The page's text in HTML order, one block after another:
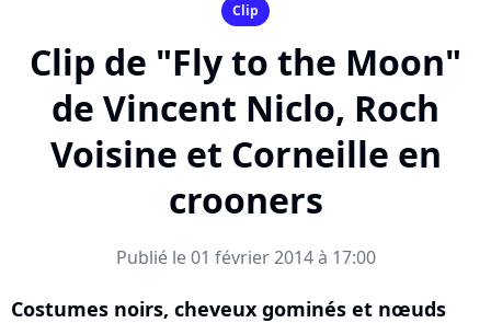
Clip
Clip de "Fly to the Moon"
de Vincent Niclo, Roch
Voisine et Corneille en
crooners
Publié le 01 février 2014 à 17:00
Costumes noirs, cheveux gominés et nœuds